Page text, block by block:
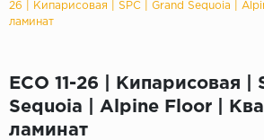
Ковролин и ковровая плитка
Плитка ПВХ
26 | Кипарисовая | SPC | Grand Sequoia |
ламинат
ECO 11-26 | Кипарисовая |
Sequoia | Alpine Floor |
ламинат